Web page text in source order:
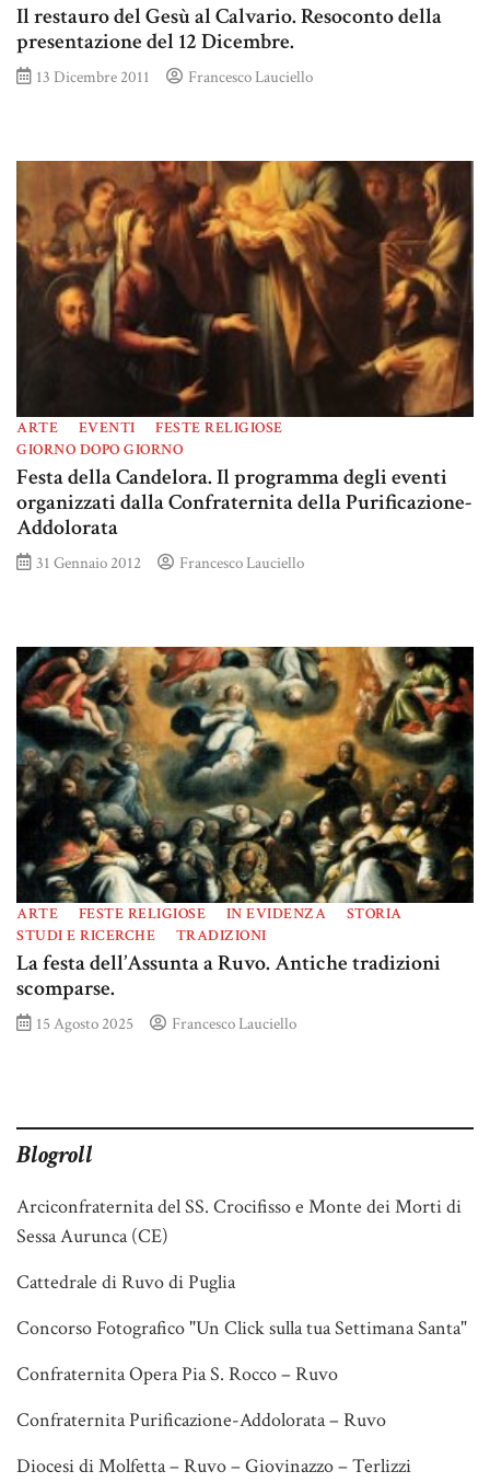
Il restauro del Gesù al Calvario. Resoconto della
presentazione del 12 Dicembre.
13 Dicembre 2011 Francesco Lauciello
ARTE EVENTI
FESTE RELIGIOSE
GIORNO DOPO GIORNO
Festa della Candelora. Il programma degli eventi
organizzati dalla Confraternita della Purificazione-
Addolorata
31 Gennaio 2012 Francesco Lauciello
ARTE FESTE RELIGIOSE IN EVIDENZA
STORIA
STUDI E RICERCHE
TRADIZIONI
La festa dell’Assunta a Ruvo. Antiche tradizioni
scomparse.
15 Agosto 2025 Francesco Lauciello
Blogroll
Arciconfraternita del SS. Crocifisso e Monte dei Morti di
Sessa Aurunca (CE)
Cattedrale di Ruvo di Puglia
Concorso Fotografico "Un Click sulla tua Settimana Santa"
Confraternita Opera Pia S. Rocco – Ruvo
Confraternita Purificazione-Addolorata – Ruvo
Diocesi di Molfetta – Ruvo – Giovinazzo – Terlizzi